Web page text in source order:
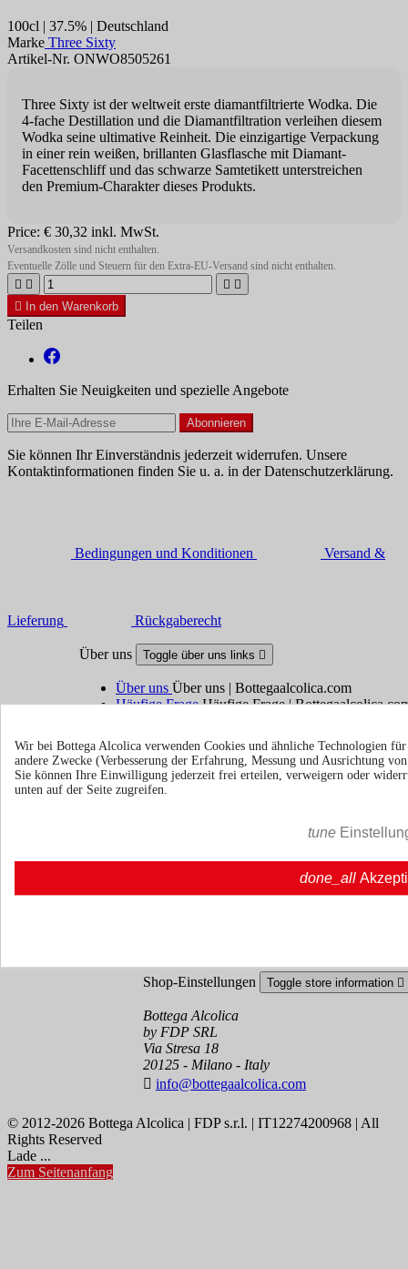
100cl | 37.5% | Deutschland
Marke Three Sixty
Artikel-Nr. ONWO8505261
Three Sixty ist der weltweit erste diamantfiltrierte Wodka. Die
4-fache Destillation und die Diamantfiltration verleihen diesem
Wodka seine ultimative Reinheit. Die einzigartige Verpackung
in einer rein weißen, brillanten Glasflasche mit Diamant-
Facettenschliff und das schwarze Samtetikett unterstreichen
den Premium-Charakter dieses Produkts.
Price: € 30,32 inkl. MwSt.
Versandkosten sind nicht enthalten.
Eventuelle Zölle und Steuern für den Extra-EU-Versand sind nicht enthalten.
   

In den Warenkorb
Teilen
Erhalten Sie Neuigkeiten und spezielle Angebote
Sie können Ihr Einverständnis jederzeit widerrufen. Unsere
Kontaktinformationen finden Sie u. a. in der Datenschutzerklärung.
Bedingungen und Konditionen Versand &
Lieferung Rückgaberecht
Über uns Toggle über uns links 
Über uns Über uns | Bottegaalcolica.com
Häufige FrageHäufige Frage |
Information Toggle information links 
Sendungsverfolgung
Shop-Einstellungen Toggle store information 
Bottega Alcolica
by FDP SRL
Via Stresa 18
20125 - Milano - Italy
 info@bottegaalcolica.com
© 2012-2026 Bottega Alcolica | FDP s.r.l. | IT12274200968 | All
Rights Reserved
Lade ...
Zum Seitenanfang
Wir bei Bottega Alcolica verwenden Cookies und ähnliche Technologien
andere Zwecke (Verbesserung der Erfahrung, Messung und Ausrichtung
Sie können Ihre Einwilligung jederzeit frei erteilen, verweigern oder
unten auf der Seite zugreifen.
tune
done_all